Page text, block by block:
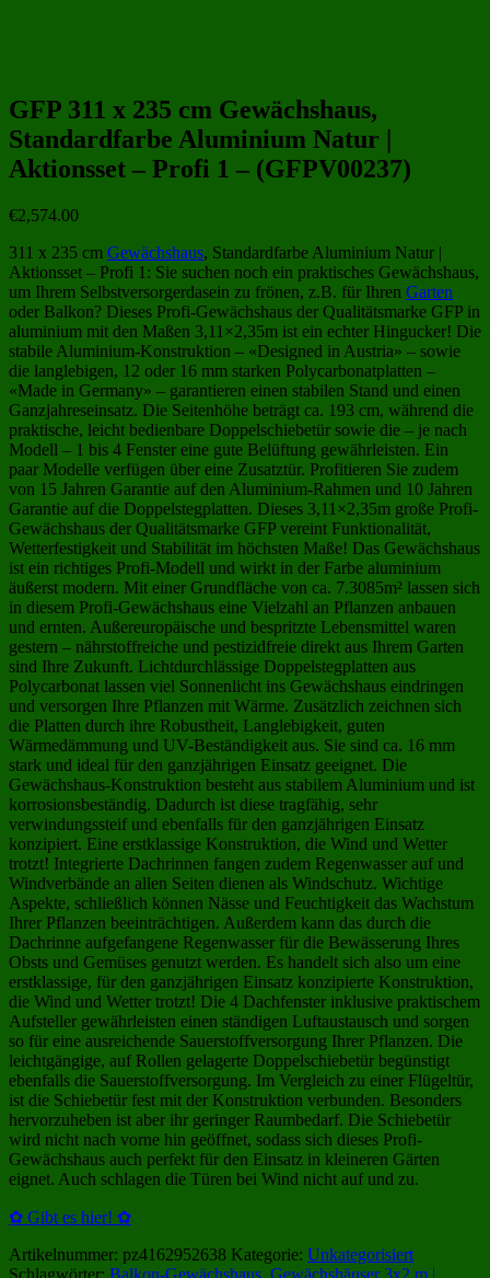
GFP 311 x 235 cm Gewächshaus,
Standardfarbe Aluminium Natur |
Aktionsset – Profi 1 – (GFPV00237)
€2,574.00
311 x 235 cm Gewächshaus, Standardfarbe Aluminium Natur |
Aktionsset – Profi 1: Sie suchen noch ein praktisches Gewächshaus,
um Ihrem Selbstversorgerdasein zu frönen, z.B. für Ihren Garten
oder Balkon? Dieses Profi-Gewächshaus der Qualitätsmarke GFP in
aluminium mit den Maßen 3,11×2,35m ist ein echter Hingucker! Die
stabile Aluminium-Konstruktion – «Designed in Austria» – sowie
die langlebigen, 12 oder 16 mm starken Polycarbonatplatten –
«Made in Germany» – garantieren einen stabilen Stand und einen
Ganzjahreseinsatz. Die Seitenhöhe beträgt ca. 193 cm, während die
praktische, leicht bedienbare Doppelschiebetür sowie die – je nach
Modell – 1 bis 4 Fenster eine gute Belüftung gewährleisten. Ein
paar Modelle verfügen über eine Zusatztür. Profitieren Sie zudem
von 15 Jahren Garantie auf den Aluminium-Rahmen und 10 Jahren
Garantie auf die Doppelstegplatten. Dieses 3,11×2,35m große Profi-
Gewächshaus der Qualitätsmarke GFP vereint Funktionalität,
Wetterfestigkeit und Stabilität im höchsten Maße! Das Gewächshaus
ist ein richtiges Profi-Modell und wirkt in der Farbe aluminium
äußerst modern. Mit einer Grundfläche von ca. 7.3085m² lassen sich
in diesem Profi-Gewächshaus eine Vielzahl an Pflanzen anbauen
und ernten. Außereuropäische und bespritzte Lebensmittel waren
gestern – nährstoffreiche und pestizidfreie direkt aus Ihrem Garten
sind Ihre Zukunft. Lichtdurchlässige Doppelstegplatten aus
Polycarbonat lassen viel Sonnenlicht ins Gewächshaus eindringen
und versorgen Ihre Pflanzen mit Wärme. Zusätzlich zeichnen sich
die Platten durch ihre Robustheit, Langlebigkeit, guten
Wärmedämmung und UV-Beständigkeit aus. Sie sind ca. 16 mm
stark und ideal für den ganzjährigen Einsatz geeignet. Die
Gewächshaus-Konstruktion besteht aus stabilem Aluminium und ist
korrosionsbeständig. Dadurch ist diese tragfähig, sehr
verwindungssteif und ebenfalls für den ganzjährigen Einsatz
konzipiert. Eine erstklassige Konstruktion, die Wind und Wetter
trotzt! Integrierte Dachrinnen fangen zudem Regenwasser auf und
Windverbände an allen Seiten dienen als Windschutz. Wichtige
Aspekte, schließlich können Nässe und Feuchtigkeit das Wachstum
Ihrer Pflanzen beeinträchtigen. Außerdem kann das durch die
Dachrinne aufgefangene Regenwasser für die Bewässerung Ihres
Obsts und Gemüses genutzt werden. Es handelt sich also um eine
erstklassige, für den ganzjährigen Einsatz konzipierte Konstruktion,
die Wind und Wetter trotzt! Die 4 Dachfenster inklusive praktischem
Aufsteller gewährleisten einen ständigen Luftaustausch und sorgen
so für eine ausreichende Sauerstoffversorgung Ihrer Pflanzen. Die
leichtgängige, auf Rollen gelagerte Doppelschiebetür begünstigt
ebenfalls die Sauerstoffversorgung. Im Vergleich zu einer Flügeltür,
ist die Schiebetür fest mit der Konstruktion verbunden. Besonders
hervorzuheben ist aber ihr geringer Raumbedarf. Die Schiebetür
wird nicht nach vorne hin geöffnet, sodass sich dieses Profi-
Gewächshaus auch perfekt für den Einsatz in kleineren Gärten
eignet. Auch schlagen die Türen bei Wind nicht auf und zu.
✿ Gibt es hier! ✿
Artikelnummer: pz4162952638 Kategorie: Unkategorisiert
Schlagwörter: Balkon-Gewächshaus, Gewächshäuser 3x2 m |